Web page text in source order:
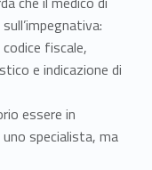
fiscale,
e indicazione di
essere in
specialista, ma